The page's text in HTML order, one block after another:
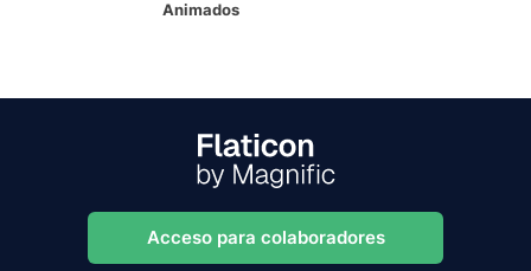
Animados
Acceso para colaboradores